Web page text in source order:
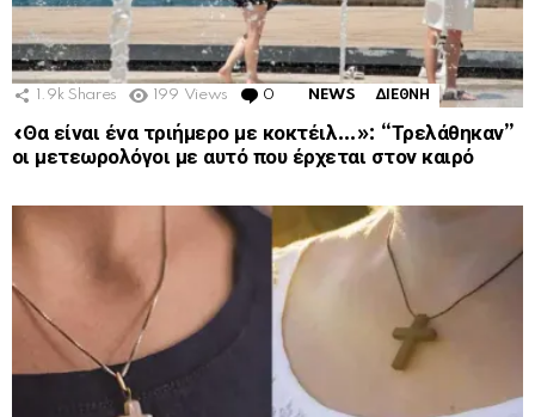
1.9k Shares 199 Views 0 Comments
NEWS ΔΙΕΘΝΗ
«Θα είναι ένα τριήμερο με κοκτέιλ…»: “Τρελάθηκαν”
οι μετεωρολόγοι με αυτό που έρχεται στον καιρό